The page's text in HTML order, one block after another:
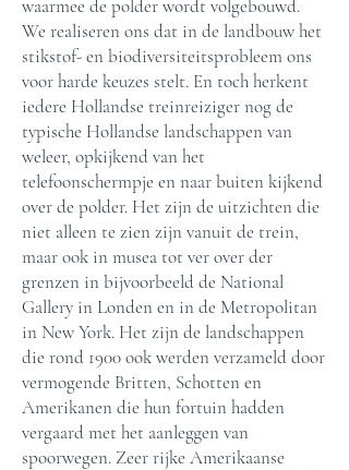
waarmee de polder wordt volgebouwd.
We realiseren ons dat in de landbouw het
stikstof- en biodiversiteitsprobleem ons
voor harde keuzes stelt. En toch herkent
iedere Hollandse treinreiziger nog de
typische Hollandse landschappen van
weleer, opkijkend van het
telefoonschermpje en naar buiten kijkend
over de polder. Het zijn de uitzichten die
niet alleen te zien zijn vanuit de trein,
maar ook in musea tot ver over der
grenzen in bijvoorbeeld de National
Gallery in Londen en in de Metropolitan
in New York. Het zijn de landschappen
die rond 1900 ook werden verzameld door
vermogende Britten, Schotten en
Amerikanen die hun fortuin hadden
vergaard met het aanleggen van
spoorwegen. Zeer rijke Amerikaanse